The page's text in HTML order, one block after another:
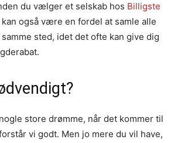
du vælger et selskab hos Billigste
kan også være en fordel at samle alle
sted, idet det ofte kan give dig
store drømme, når det kommer til
vi godt. Men jo mere du vil have,